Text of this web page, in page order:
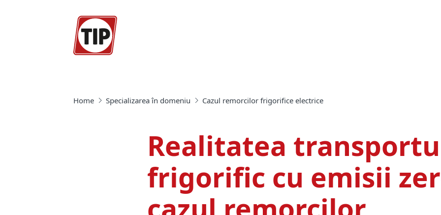
Home Specializarea în domeniu Cazul remorcilor frigorifice electrice
Realitatea
frigorific cu emisii